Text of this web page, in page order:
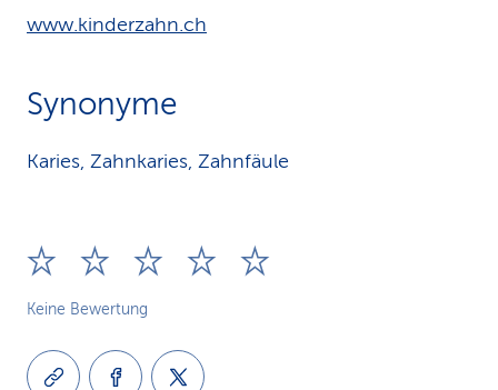
www.kinderzahn.ch
Synonyme
Karies, Zahnkaries, Zahnfäule
Keine Bewertung